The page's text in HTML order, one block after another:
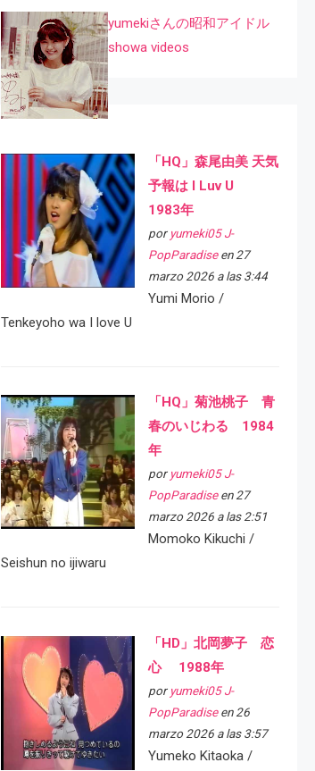
yumekiさんの昭和アイドル
showa videos
「HQ」森尾由美 天気
予報は I Luv U
1983年
por yumeki05 J-
PopParadiseen 27
marzo 2026 a las 3:44
Yumi Morio /
Tenkeyoho wa I love U
「HQ」菊池桃子 青
春のいじわる 1984
年
por yumeki05 J-
PopParadiseen 27
marzo 2026 a las 2:51
Momoko Kikuchi /
Seishun no ijiwaru
「HD」北岡夢子 恋
心 1988年
por yumeki05 J-
PopParadiseen 26
marzo 2026 a las 3:57
Yumeko Kitaoka /